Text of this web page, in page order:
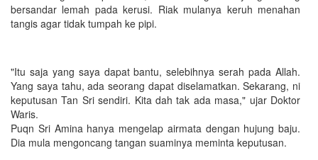
bersandar lemah pada kerusi. Riak mulanya keruh menahan
tangis agar tidak tumpah ke pipi.
"Itu saja yang saya dapat bantu, selebihnya serah pada Allah.
Yang saya tahu, ada seorang dapat diselamatkan. Sekarang, ni
keputusan Tan Sri sendiri. Kita dah tak ada masa," ujar Doktor
Waris.
Puqn Sri Amina hanya mengelap airmata dengan hujung baju.
Dia mula mengoncang tangan suaminya meminta keputusan.